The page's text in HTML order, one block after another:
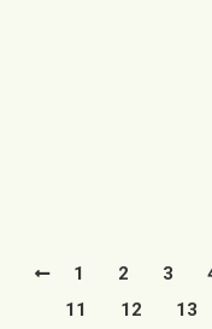
1 2 3
11
12 13